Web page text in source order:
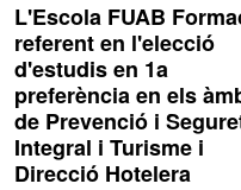
L'Escola FUAB
referent en l'elecció
d'estudis en 1a
preferència en els
de Prevenció i
Integral i Turisme i
Direcció Hotelera